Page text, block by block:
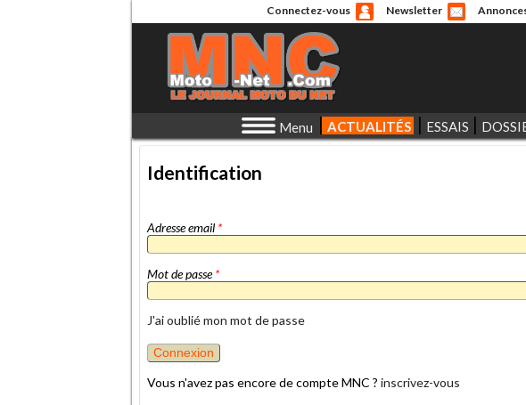
Connectez-vous Newsletter
Menu ACTUALITÉS ESSAIS
Identification
Adresse email *
Mot de passe*
J'ai oublié mon mot de passe
Vous n'avez pas encore de compte MNC ? inscrivez-vous